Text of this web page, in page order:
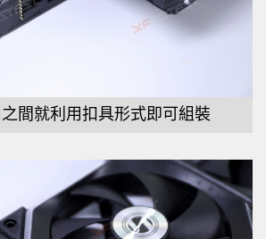
間就利用扣具形式即可組裝